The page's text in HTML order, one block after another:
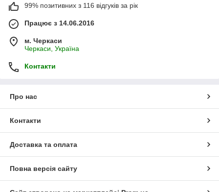
99% позитивних з 116 відгуків за рік
Працює з 14.06.2016
м. Черкаси
Черкаси, Україна
Контакти
Про нас
Контакти
Доставка та оплата
Повна версія сайту